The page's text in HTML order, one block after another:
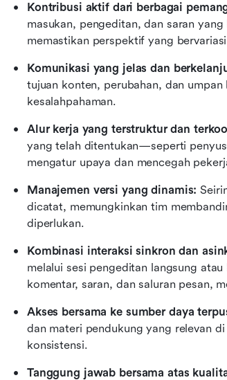
Kontribusi aktif dari berbagai
masukan, pengeditan, dan saran
memastikan perspektif yang
Komunikasi yang jelas dan
tujuan konten, perubahan, dan
kesalahpahaman.
Alur kerja yang terstruktur dan
yang telah ditentukan—seperti
mengatur upaya dan mencegah
Manajemen versi yang dinamis:
dicatat, memungkinkan tim
diperlukan.
Kombinasi interaksi sinkron dan
melalui sesi pengeditan langsung
komentar, saran, dan saluran pesan,
Akses bersama ke sumber daya
dan materi pendukung yang relevan
konsistensi.
Tanggung jawab bersama atas